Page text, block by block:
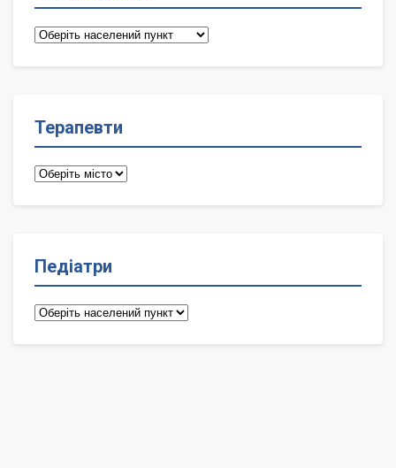
Сімейні
Терапевти
Терапевти
Педіатри
Педіатри